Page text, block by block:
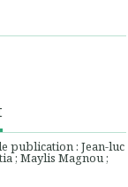
publication : Jean-luc
; Maylis Magnou ;